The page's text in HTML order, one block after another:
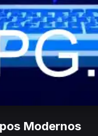
Modernos